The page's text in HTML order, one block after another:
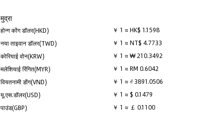
मुद्रा
होन्ग कोंग डॉलर(HKD)
￥ 1 ≈ HK$ 1.1598
नया ताइवान डॉलर(TWD)
￥ 1 ≈ NT$ 4.7733
कोरियाई वोन(KRW)
￥ 1 ≈ ₩ 210.3492
मलेशियाई रिंगित(MYR)
￥ 1 ≈ RM 0.6042
वियतनामी डोंग(VND)
￥ 1 ≈ ₫ 3891.0506
यू.एस.डॉलर(USD)
￥ 1 ≈ $ 0.1479
पाउंड(GBP)
￥ 1 ≈ ￡ 0.1100